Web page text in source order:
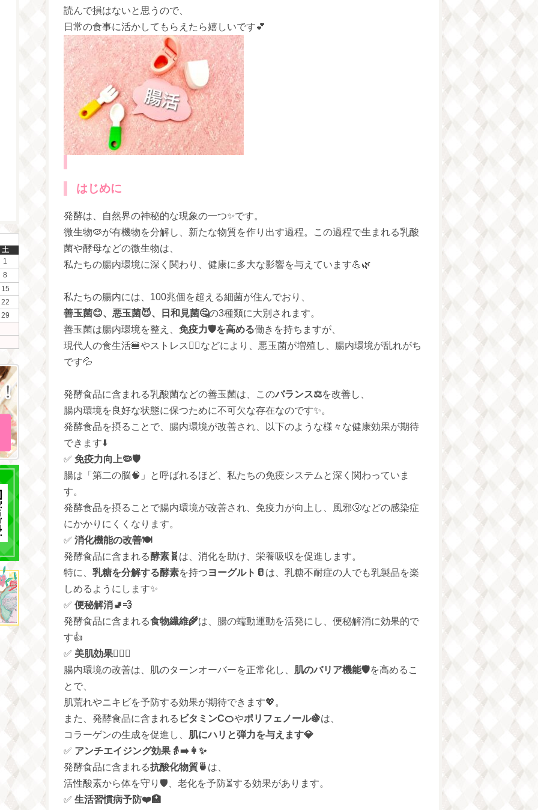
読んで損はないと思うので、
日常の食事に活かしてもらえたら嬉しいです💕
はじめに
発酵は、自然界の神秘的な現象の一つ✨です。
微生物🦠が有機物を分解し、新たな物質を作り出す過程。この過程で生まれる乳酸
菌や酵母などの微生物は、
私たちの腸内環境に深く関わり、健康に多大な影響を与えています💪🌿
私たちの腸内には、100兆個を超える細菌が住んでおり、
善玉菌😊、悪玉菌😈、日和見菌🤔の3種類に大別されます。
善玉菌は腸内環境を整え、 免疫力🛡️を高める働きを持ちますが、
現代人の食生活🍔やストレス😵‍💫などにより、悪玉菌が増殖し、腸内環境が乱れがち
です💦
発酵食品に含まれる乳酸菌などの善玉菌は、このバランス⚖️を改善し、
腸内環境を良好な状態に保つために不可欠な存在なのです✨。
発酵食品を摂ることで、腸内環境が改善され、以下のような様々な健康効果が期待
できます⬇️
✅ 免疫力向上🦠🛡️
腸は「第二の脳🧠」と呼ばれるほど、私たちの免疫システムと深く関わっていま
す。
発酵食品を摂ることで腸内環境が改善され、免疫力が向上し、風邪🤧などの感染症
にかかりにくくなります。
✅ 消化機能の改善🍽️
発酵食品に含まれる酵素🧬 は、消化を助け、栄養吸収を促進します。
特に、 乳糖を分解する酵素を持つヨーグルト🥛 は、乳糖不耐症の人でも乳製品を楽
しめるようにします✨
✅ 便秘解消🚽💨
発酵食品に含まれる食物繊維🌾は、腸の蠕動運動を活発にし、便秘解消に効果的で
す👍
✅ 美肌効果💆‍♀️✨
腸内環境の改善は、肌のターンオーバーを正常化し、 肌のバリア機能🛡️を高めるこ
とで、
肌荒れやニキビを予防する効果が期待できます💖。
また、発酵食品に含まれる ビタミンC🍊やポリフェノール🍇は、
コラーゲンの生成を促進し、 肌にハリと弾力を与えます💎
✅ アンチエイジング効果👵➡️👩✨
発酵食品に含まれる抗酸化物質🍵 は、
活性酸素から体を守り🛡️、老化を予防⏳する効果があります。
✅ 生活習慣病予防❤️🏥
土
1
8
15
22
29